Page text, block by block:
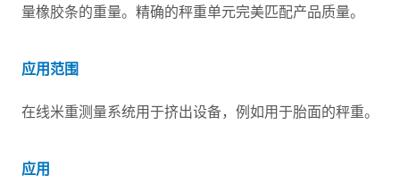
量橡胶条的重量。精确的秤重单元完美匹配产品质量。
应用范围
在线米重测量系统用于挤出设备，例如用于胎面的秤重。
应用